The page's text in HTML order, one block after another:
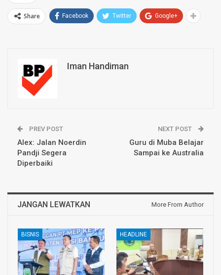
Share Facebook Twitter Google+
Iman Handiman
PREV POST
Alex: Jalan Noerdin
Pandji Segera
Diperbaiki
NEXT POST
Guru di Muba Belajar
Sampai ke Australia
JANGAN LEWATKAN More From Author
BISNIS HEADLINE